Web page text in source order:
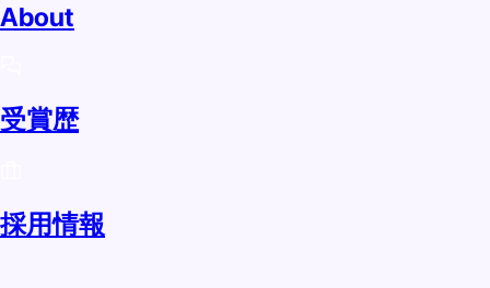
About
受賞歴
採用情報